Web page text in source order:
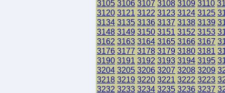
3105 3106 3107 3108 3109 3110
3120 3121 3122 3123 3124 3125
3134 3135 3136 3137 3138 3139
3148 3149 3150 3151 3152 3153
3162 3163 3164 3165 3166 3167
3176 3177 3178 3179 3180 3181
3190 3191 3192 3193 3194 3195
3204 3205 3206 3207 3208 3209
3218 3219 3220 3221 3222 3223
3232 3233 3234 3235 3236 3237